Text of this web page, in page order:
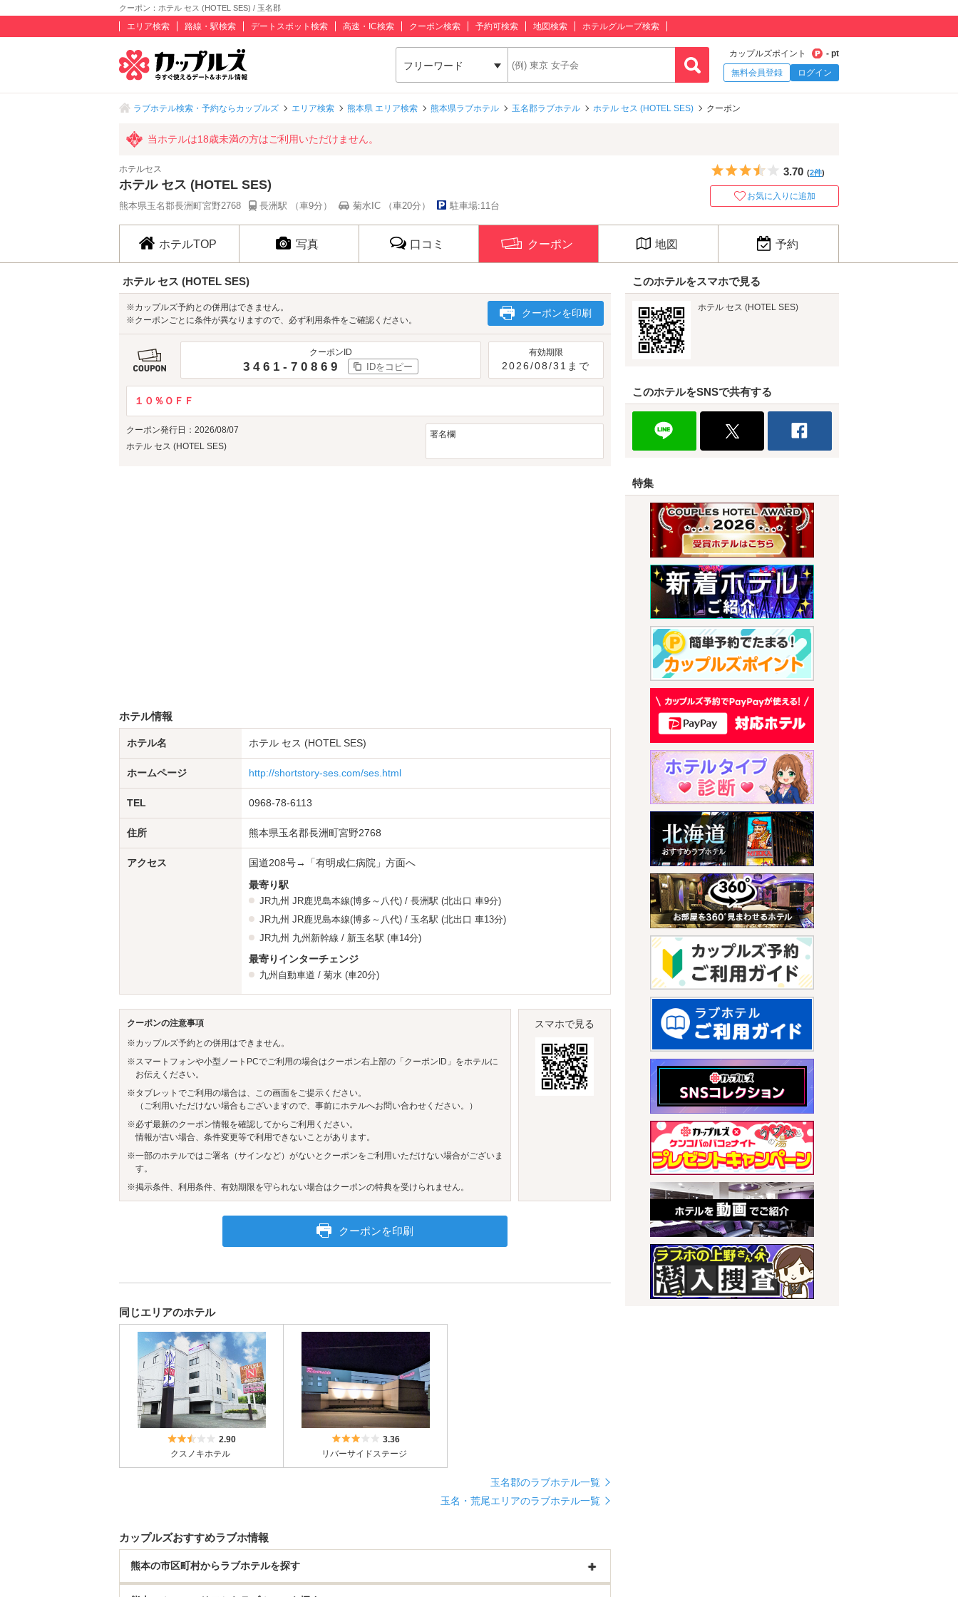
クーポン：ホテル セス (HOTEL SES) / 玉名郡
エリア検索 路線・駅検索 デートスポット検索 高速・IC検索 クーポン検索 予約可検索 地図検索 ホテルグループ検索
フリーワード
カップルズポイント
- pt
無料会員登録
ログイン
ラブホテル検索・予約ならカップルズ エリア検索 熊本県 エリア検索 熊本県ラブホテル 玉名郡ラブホテル ホテル セス (HOTEL SES) クーポン
当ホテルは18歳未満の方はご利用いただけません。
ホテルセス
ホテル セス (HOTEL SES)
熊本県玉名郡長洲町宮野2768 長洲駅 （車9分） 菊水IC （車20分） 駐車場:11台
5つ星のうち3.5
3.70 (2件)
お気に入りに追加
ホテルTOP 写真 口コミ クーポン 地図 予約
ホテル セス (HOTEL SES)
※カップルズ予約との併用はできません。
※クーポンごとに条件が異なりますので、必ず利用条件をご確認ください。
クーポンを印刷
クーポンID
3461-70869 IDをコピー
有効期限
2026/08/31まで
１０％ＯＦＦ
クーポン発行日：2026/08/07
ホテル セス (HOTEL SES)
署名欄
ホテル情報
ホテル名 ホテル セス (HOTEL SES)
ホームページ http://shortstory-ses.com/ses.html
TEL 0968-78-6113
住所 熊本県玉名郡長洲町宮野2768
アクセス
国道208号→「有明成仁病院」方面へ
最寄り駅
JR九州 JR鹿児島本線(博多～八代) / 長洲駅 (北出口 車9分)
JR九州 JR鹿児島本線(博多～八代) / 玉名駅 (北出口 車13分)
JR九州 九州新幹線 / 新玉名駅 (車14分)
最寄りインターチェンジ
九州自動車道 / 菊水 (車20分)
クーポンの注意事項
※カップルズ予約との併用はできません。
※スマートフォンや小型ノートPCでご利用の場合はクーポン右上部の「クーポンID」をホテルに
お伝えください。
※タブレットでご利用の場合は、この画面をご提示ください。
（ご利用いただけない場合もございますので、事前にホテルへお問い合わせください。）
※必ず最新のクーポン情報を確認してからご利用ください。
情報が古い場合、条件変更等で利用できないことがあります。
※一部のホテルではご署名（サインなど）がないとクーポンをご利用いただけない場合がございま
す。
※掲示条件、利用条件、有効期限を守られない場合はクーポンの特典を受けられません。
スマホで見る
クーポンを印刷
同じエリアのホテル
5つ星のうち2.5
2.90
クスノキホテル
5つ星のうち3
3.36
リバーサイドステージ
玉名郡のラブホテル一覧
玉名・荒尾エリアのラブホテル一覧
カップルズおすすめラブホ情報
熊本の市区町村からラブホテルを探す
このホテルをスマホで見る
ホテル セス (HOTEL SES)
このホテルをSNSで共有する
特集